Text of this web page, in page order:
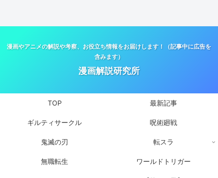
漫画やアニメの解説や考察、お役立ち情報をお届けします！（記事中に広告を
含みます）
漫画解説研究所
TOP 最新記事
ギルティサークル 呪術廻戦
鬼滅の刃 転スラ
無職転生 ワールドトリガー